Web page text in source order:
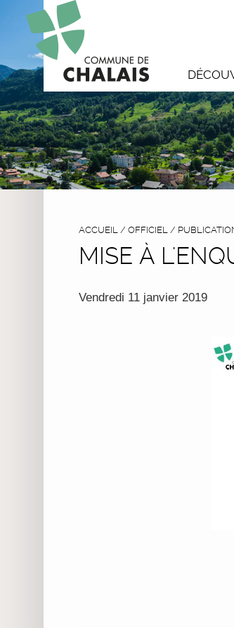
ACCUEIL / OFFICIEL /
MISE À
Vendredi 11 janvier 2019